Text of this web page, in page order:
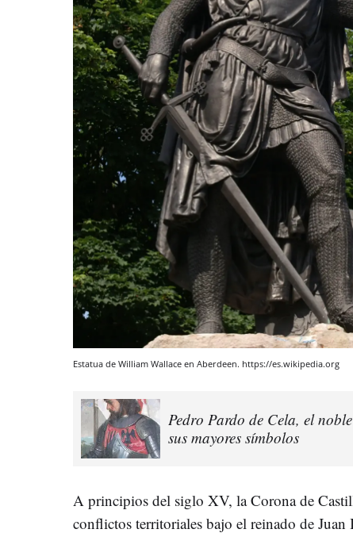
Estatua de William Wallace en Aberdeen. https://es.wikipedia.org
Pedro Pardo de Cela, el
sus mayores símbolos
A principios del siglo XV, la Corona de
conflictos territoriales bajo el reinado de Juan